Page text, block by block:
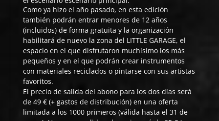
Como ya hizo el año pasado, en esta edición
también podrán entrar menores de 12 años
(incluidos) de forma gratuita y la organización
habilitará de nuevo la zona del LITTLE GARAGE, el
espacio en el que disfrutaron muchísimo los más
pequeños y en el que podrán crear instrumentos
con materiales reciclados o pintarse con sus artistas
favoritos.
El precio de salida del abono para los dos días será
de 49 € (+ gastos de distribución) en una oferta
limitada a los 1000 primeros (válida hasta el 31 de